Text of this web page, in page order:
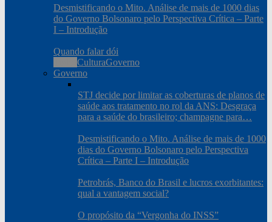
Desmistificando o Mito. Análise de mais de 1000 dias
do Governo Bolsonaro pelo Perspectiva Crítica – Parte
I – Introdução
Quando falar dói
CulturaGoverno
Governo
STJ decide por limitar as coberturas de planos de
saúde aos tratamento no rol da ANS: Desgraça
para a saúde do brasileiro; champagne para…
Desmistificando o Mito. Análise de mais de 1000
dias do Governo Bolsonaro pelo Perspectiva
Crítica – Parte I – Introdução
Petrobrás, Banco do Brasil e lucros exorbitantes:
qual a vantagem social?
O propósito da “Vergonha do INSS”